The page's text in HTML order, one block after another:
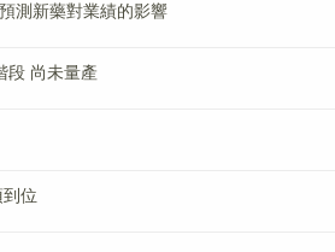
測新藥對業績的影響
段 尚未量產
位